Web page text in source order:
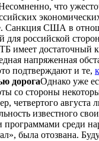
что
Санкция США в
для российской
имеет достаточный
напряженная
подтверждают и те,
дорогаОднако уже
со стороны
четвертого августа
известного
программами среди
была отозвана.